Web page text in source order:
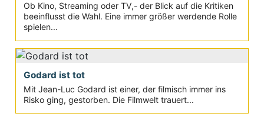
Ob Kino, Streaming oder TV,- der Blick auf die Kritiken
beeinflusst die Wahl. Eine immer größer werdende Rolle
spielen...
Godard ist tot
Mit Jean-Luc Godard ist einer, der filmisch immer ins
Risko ging, gestorben. Die Filmwelt trauert...